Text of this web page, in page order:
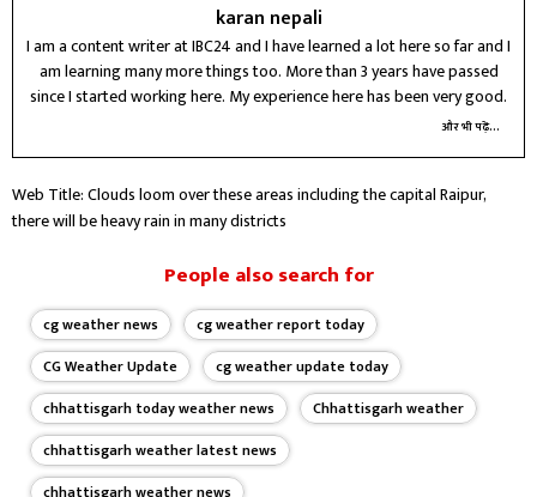
karan nepali
I am a content writer at IBC24 and I have learned a lot here so far and I
am learning many more things too. More than 3 years have passed
since I started working here. My experience here has been very good.
और भी पढ़ें...
Web Title: Clouds loom over these areas including the capital Raipur,
there will be heavy rain in many districts
People also search for
cg weather news
cg weather report today
CG Weather Update
cg weather update today
chhattisgarh today weather news
Chhattisgarh weather
chhattisgarh weather latest news
chhattisgarh weather news